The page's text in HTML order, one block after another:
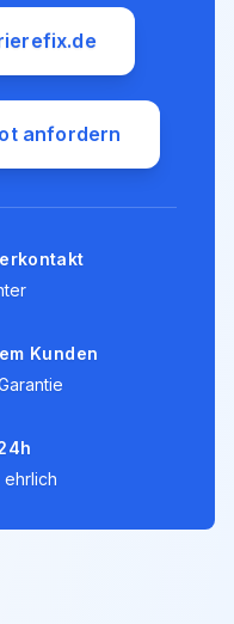
anfordern
Kunden
ehrlich